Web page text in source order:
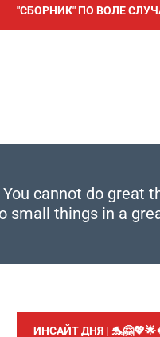
"СБОРНИК" ПО ВОЛЕ
You cannot do great
small things in a
ИНСАЙТ ДНЯ |